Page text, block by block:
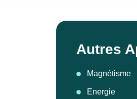
Autres
Magnétisme
Energie